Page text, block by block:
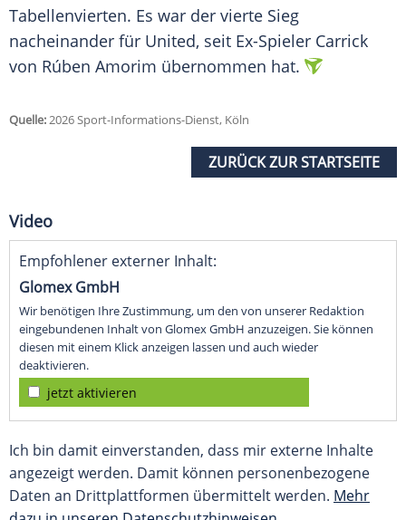
Tabellenvierten. Es war der vierte Sieg
nacheinander für United, seit Ex-Spieler Carrick
von Rúben Amorim übernommen hat.
Quelle:2026 Sport-Informations-Dienst, Köln
ZURÜCK ZUR STARTSEITE
Video
Empfohlener externer Inhalt:
Glomex GmbH
Wir benötigen Ihre Zustimmung, um den von unserer Redaktion
eingebundenen Inhalt von Glomex GmbH anzuzeigen. Sie können
diesen mit einem Klick anzeigen lassen und auch wieder
deaktivieren.
jetzt aktivieren
Ich bin damit einverstanden, dass mir externe Inhalte
angezeigt werden. Damit können personenbezogene
Daten an Drittplattformen übermittelt werden. Mehr